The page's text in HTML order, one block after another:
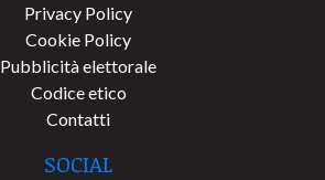
Privacy Policy
Cookie Policy
Pubblicità elettorale
Codice etico
Contatti
SOCIAL